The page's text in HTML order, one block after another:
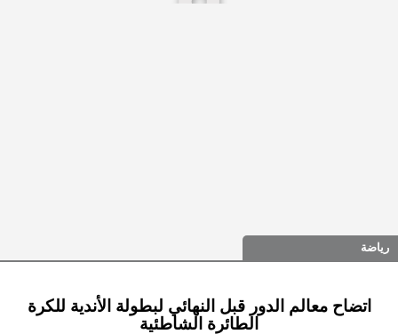
رياضة
اتضاح معالم الدور قبل النهائي لبطولة الأندية للكرة
الطائرة الشاطئية